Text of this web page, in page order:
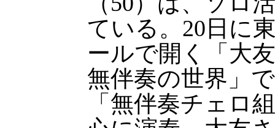
ている。20日に
ールで開く「大
無伴奏の世界」
「無伴奏チェロ